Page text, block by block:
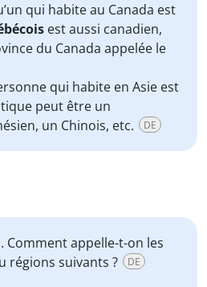
qui habite au Canada est
est aussi canadien,
du Canada appelée le
qui habite en Asie est
peut être un
un Chinois, etc.
DE
Comment appelle-t-on les
régions suivants ?
DE